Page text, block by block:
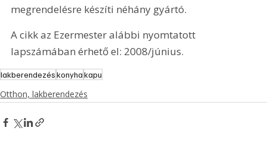
megrendelésre készíti néhány gyártó.
A cikk az Ezermester alábbi nyomtatott
lapszámában érhető el: 2008/június.
lakberendezéskonyhakapu
Otthon, lakberendezés